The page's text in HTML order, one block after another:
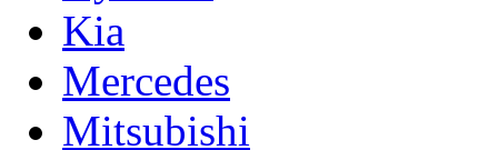
Kia
Mercedes
Mitsubishi